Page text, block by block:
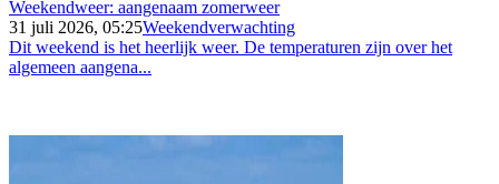
Weekendweer: aangenaam zomerweer
31 juli 2026, 05:25Weekendverwachting
Dit weekend is het heerlijk weer. De temperaturen zijn over het
algemeen aangena...